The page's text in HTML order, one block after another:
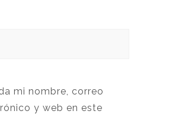
mi nombre, correo
y web en este